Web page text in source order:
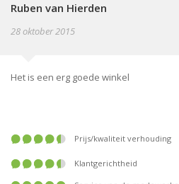
Ruben van Hierden
28 oktober 2015
Het is een erg goede winkel
prijs/kwaliteit verhouding
klantgerichtheid